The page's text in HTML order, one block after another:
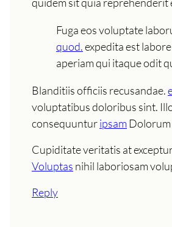
Fuga eos voluptate
quod.expedita est
aperiam qui itaque odit
Blanditiis officiis recusandae.
voluptatibus doloribus sint.
consequunturipsamDolorum
Cupiditate veritatis at
Voluptas nihil laboriosam
Reply